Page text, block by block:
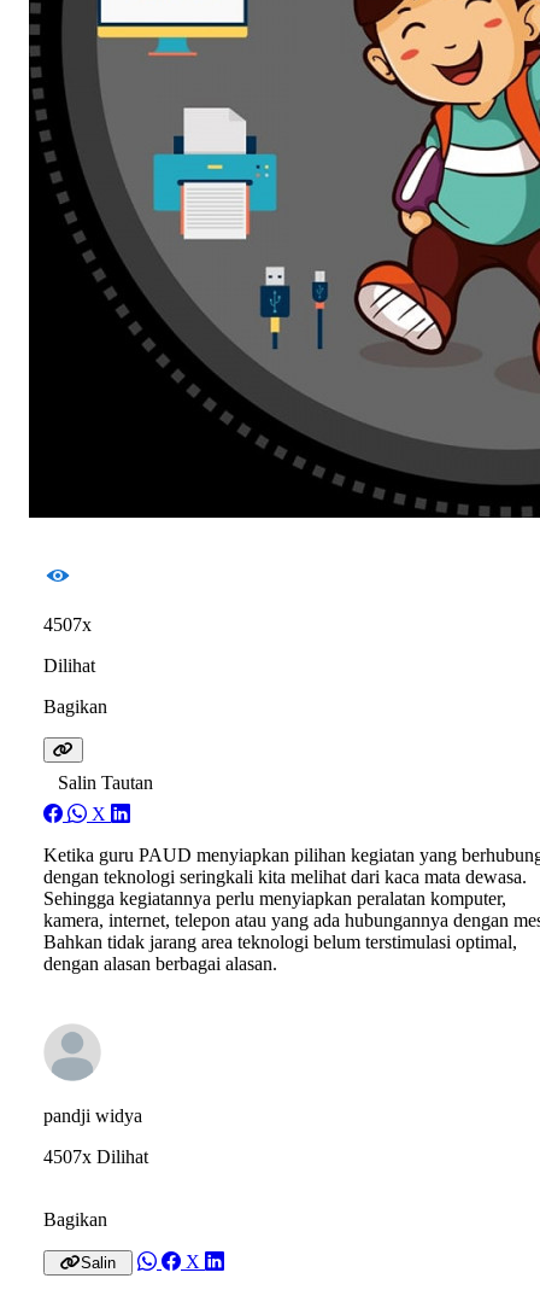
4507x
Dilihat
Bagikan
Salin Tautan
X
Ketika guru PAUD menyiapkan pilihan kegiatan yang
dengan teknologi seringkali kita melihat dari kaca mata dewasa.
Sehingga kegiatannya perlu menyiapkan peralatan komputer,
kamera, internet, telepon atau yang ada hubungannya dengan
Bahkan tidak jarang area teknologi belum terstimulasi optimal,
dengan alasan berbagai alasan.
pandji widya
4507x Dilihat
Bagikan
Salin X